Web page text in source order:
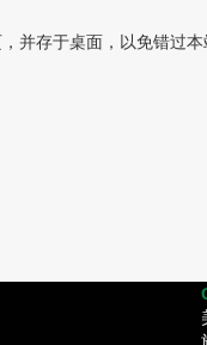
并存于桌面，以免错过